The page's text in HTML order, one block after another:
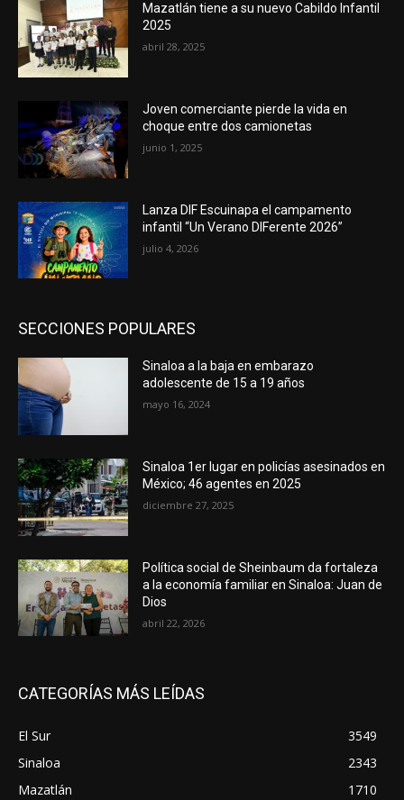
Mazatlán tiene a su nuevo Cabildo Infantil
2025
abril 28, 2025
Joven comerciante pierde la vida en
choque entre dos camionetas
junio 1, 2025
Lanza DIF Escuinapa el campamento
infantil “Un Verano DIFerente 2026”
julio 4, 2026
SECCIONES POPULARES
Sinaloa a la baja en embarazo
adolescente de 15 a 19 años
mayo 16, 2024
Sinaloa 1er lugar en policías asesinados en
México; 46 agentes en 2025
diciembre 27, 2025
Política social de Sheinbaum da fortaleza
a la economía familiar en Sinaloa: Juan de
Dios
abril 22, 2026
CATEGORÍAS MÁS LEÍDAS
El Sur
3549
Sinaloa
2343
Mazatlán
1710